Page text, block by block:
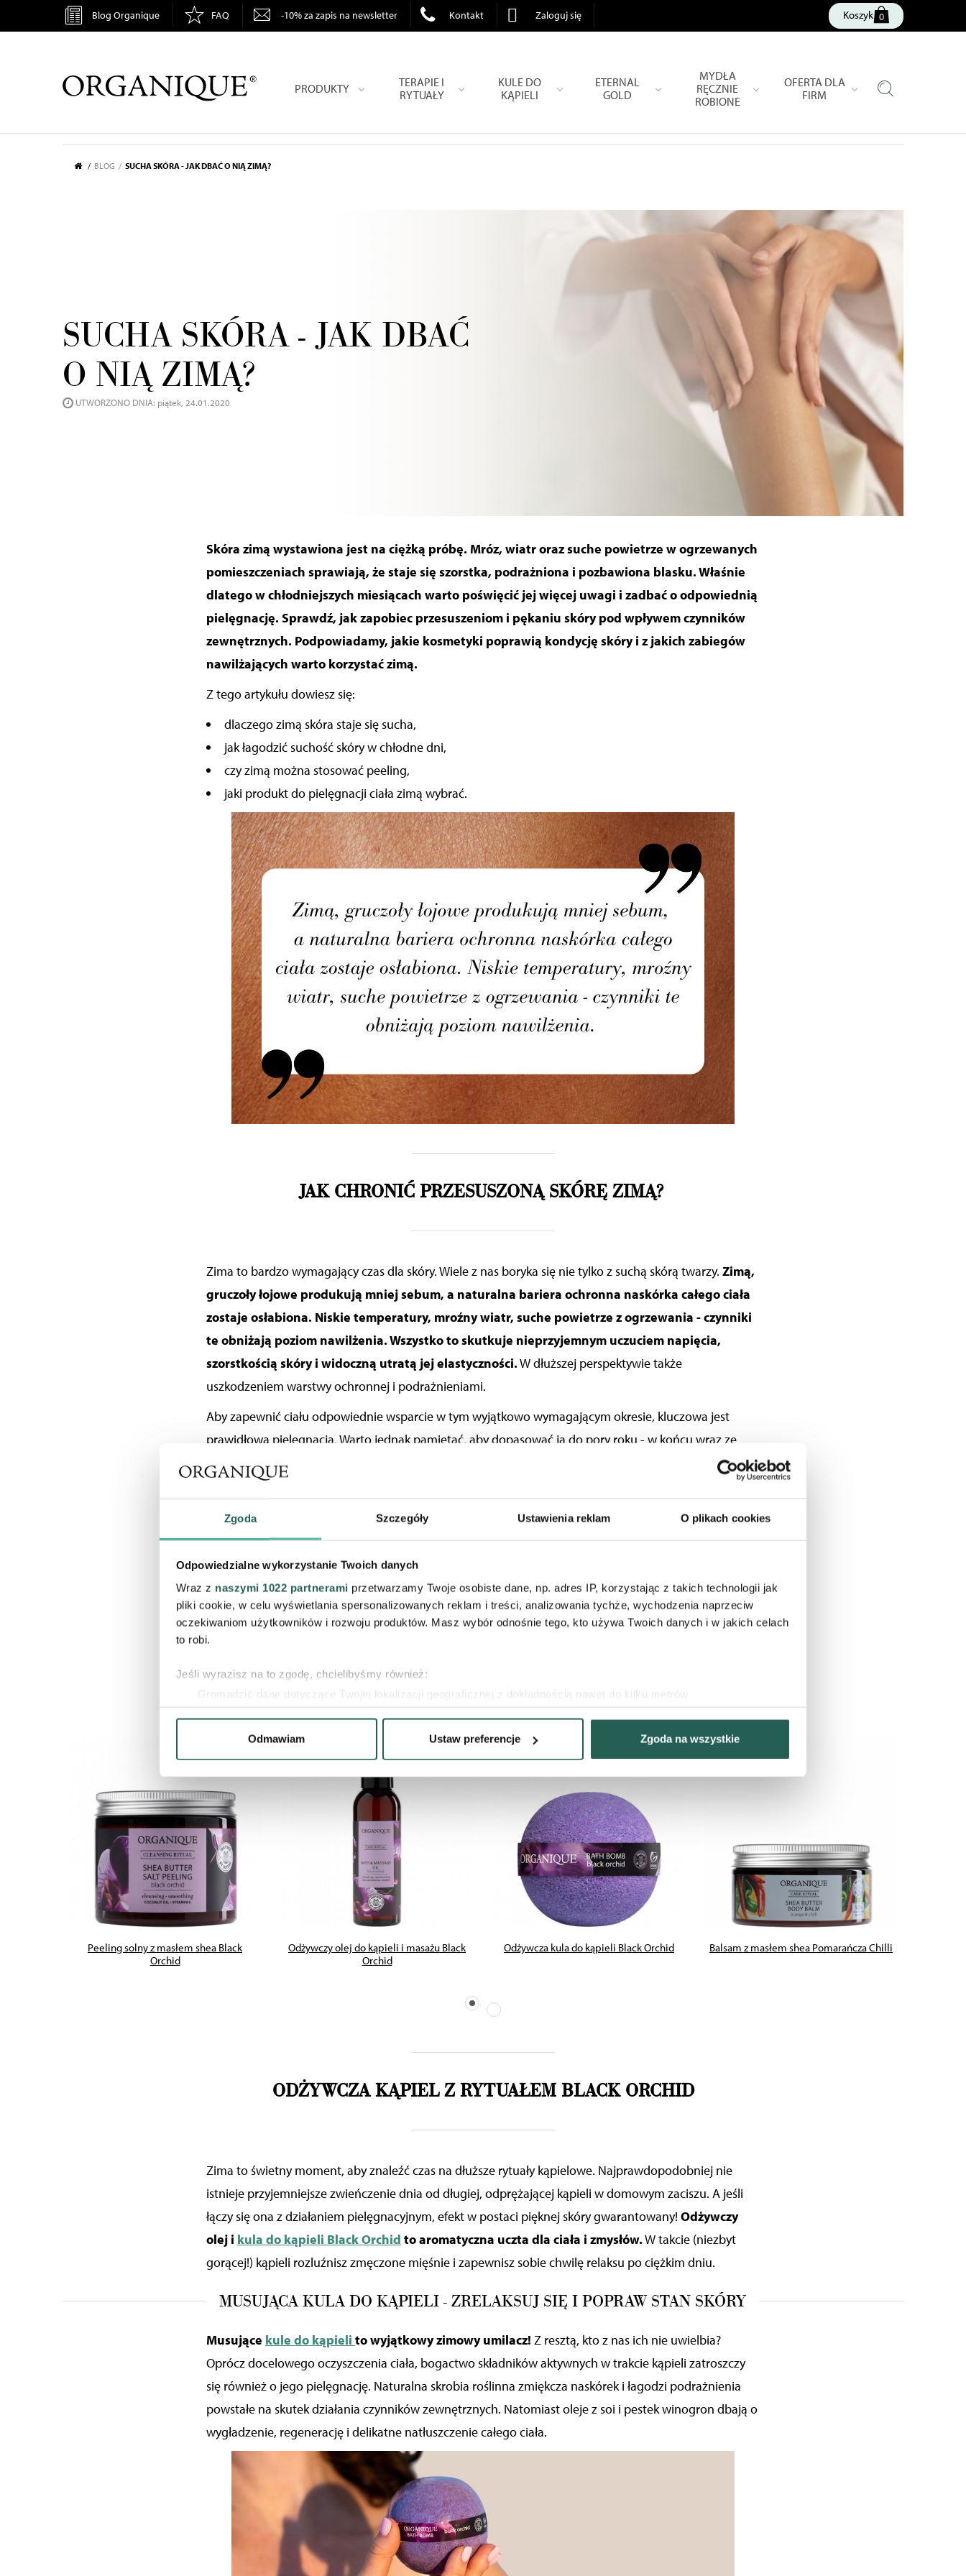
Zgoda Szczegóły Ustawienia reklam O plikach cookies
Odpowiedzialne wykorzystanie Twoich danych
Wraz z naszymi 1022 partnerami przetwarzamy Twoje osobiste dane, np. adres IP, korzystając z takich technologii jak
pliki cookie, w celu wyświetlania spersonalizowanych reklam i treści, analizowania tychże, wychodzenia naprzeciw
oczekiwaniom użytkowników i rozwoju produktów. Masz wybór odnośnie tego, kto używa Twoich danych i w jakich celach
to robi.
Jeśli wyrazisz na to zgodę, chcielibyśmy również:
Gromadzić dane dotyczące Twojej lokalizacji geograficznej z dokładnością nawet do kilku metrów
Identyfikować Twoje urządzenie, aktywnie analizując charakteryzującego je zbiory danych (fingerprinting, czyli
Dowiedz się więcej odnośnie tego, jak Twoje osobiste dane są przetwarzane oraz ustaw własne preferencje w
Wykorzystujemy pliki cookie do wybranych treści i reklam, aby oferować Ci funkcje społecznościowe i analizować ruch w
naszych witrynach. Informacje o tym, jak korzystać z naszej aplikacji, udostępniania społecznościowego, dostępnego w
aplikacji. Partnerzy mogą udostępniać te informacje z innych urządzeń elektrycznych od Ciebie lub uzyskiwanych
podczas korzystania z ich usług.
Odmawiam Ustaw preferencje Zgoda na wszystkie
Koszyk 0
Blog Organique FAQ -10% za zapis na newsletter Kontakt Zaloguj się
ORGANIQUE PRODUKTY
TERAPIE I
RYTUAŁY
KULE DO
KĄPIELI
ETERNAL
GOLD
MYDŁA
RĘCZNIE
ROBIONE
OFERTA DLA
FIRM
BLOG SUCHA SKÓRA - JAK DBAĆ O NIĄ ZIMĄ?
SUCHA SKÓRA - JAK DBAĆ
O NIĄ ZIMĄ?
UTWORZONO DNIA: piątek, 24.01.2020
Skóra zimą wystawiona jest na ciężką próbę. Mróz, wiatr oraz suche powietrze w ogrzewanych
pomieszczeniach sprawiają, że staje się szorstka, podrażniona i pozbawiona blasku. Właśnie
dlatego w chłodniejszych miesiącach warto poświęcić jej więcej uwagi i zadbać o odpowiednią
pielęgnację. Sprawdź, jak zapobiec przesuszeniom i pękaniu skóry pod wpływem czynników
zewnętrznych. Podpowiadamy, jakie kosmetyki poprawią kondycję skóry i z jakich zabiegów
nawilżających warto korzystać zimą.
Z tego artykułu dowiesz się:
dlaczego zimą skóra staje się sucha,
jak łagodzić suchość skóry w chłodne dni,
czy zimą można stosować peeling,
jaki produkt do pielęgnacji ciała zimą wybrać.
JAK CHRONIĆ PRZESUSZONĄ SKÓRĘ ZIMĄ?
Zima to bardzo wymagający czas dla skóry. Wiele z nas boryka się nie tylko z suchą skórą twarzy. Zimą,
gruczoły łojowe produkują mniej sebum, a naturalna bariera ochronna naskórka całego ciała
zostaje osłabiona. Niskie temperatury, mroźny wiatr, suche powietrze z ogrzewania -czynniki
te obniżają poziom nawilżenia. Wszystko to skutkuje nieprzyjemnym uczuciem napięcia,
szorstkością skóryi widoczną utratą jej elastyczności.Wdłuższej perspektywietakże
uszkodzeniem warstwy ochronnej i podrażnieniami.
Aby zapewnić ciału odpowiednie wsparcie w tym wyjątkowo wymagającym okresie, kluczowa jest
prawidłowa pielęgnacja. Warto jednak pamiętać, aby dopasować ją do pory roku - w końcu wraz ze
zmianą warunków atmosferycznych,
zmieniają się także potrzeby skóry. Szczególnej troski mogą
potrzebować osoby z atopowym zapaleniem skóry lub tendencją do pękania naczynek krwionośnych.
Na czym warto się skoncentrować wybierając kosmetyki pielęgnacyjne?
produkty o działaniu odżywczym, regenerującym i ochronnym.To właśnietego szczególnie
potrzebuje skóra w okresie zimowym.Właśnie takie produktyznajdzieszw naszym kultowym
rytuale Black Orchid . Chętniepodpowiemy, jak używać ich krok po kroku, aby wydobyć z nich
ZOBACZ PRODUKT
Peeling solny z masłem shea Black
Orchid
ZOBACZ PRODUKT
Odżywczy olej do kąpieli i masażu Black
Orchid
ZOBACZ PRODUKT
Odżywcza kula do kąpieli Black Orchid
ZOBACZ PRODUKT
Balsam z masłem shea Pomarańcza Chilli
ODŻYWCZA KĄPIELZRYTUAŁEM BLACK ORCHID
Zima to świetny moment, aby znaleźć czas na dłuższe rytuały kąpielowe. Najprawdopodobniej nie
istnieje przyjemniejsze zwieńczenie dnia od długiej, odprężającej kąpieli w domowym zaciszu. A jeśli
łączy się ona z działaniem pielęgnacyjnym, efekt w postaci pięknej skórygwarantowany! Odżywczy
olej i kula do kąpieli Black Orchid to aromatyczna uczta dla ciała i zmysłów.W takcie (niezbyt
gorącej!) kąpieli rozluźniszzmęczone mięśnie i zapewnisz sobiechwilę relaksu po ciężkim dniu.
MUSUJĄCA KULA DO KĄPIELI - ZRELAKSUJ SIĘ I POPRAW STAN SKÓRY
Musujące kule do kąpieli to wyjątkowy zimowy umilacz! Z resztą, kto z nas ich nie uwielbia?
Oprócz docelowego oczyszczenia ciała, bogactwo składników aktywnych w trakcie kąpieli zatroszczy
się również o jego pielęgnację. Naturalna skrobia roślinna zmiękcza naskórek i łagodzi podrażnienia
powstałe na skutekdziałania czynników zewnętrznych. Natomiastoleje z soi i pestek winogron dbają o
wygładzenie, regenerację i delikatne natłuszczenie całego ciała.